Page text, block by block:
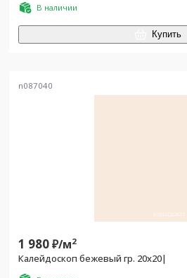
В наличии
Купить
n087040
1 980₽/м2
Калейдоскоп бежевый гр. 20х20|